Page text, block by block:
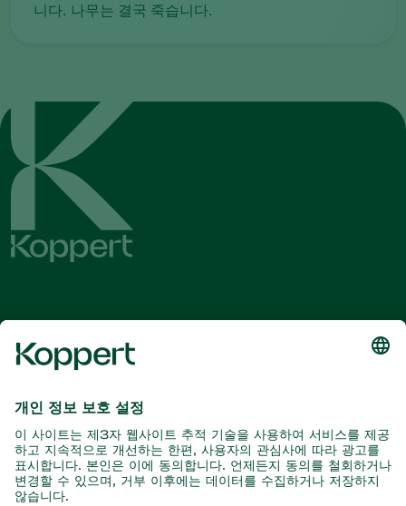
니다. 나무는 결국 죽습니다.
포식성 진드기
포식성 곤충
코퍼트 소개